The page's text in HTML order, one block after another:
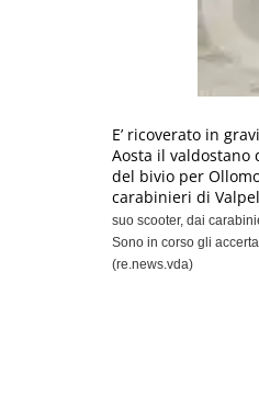
E’ ricoverato in
Aosta il valdostano
del bivio per
carabinieri di
suo scooter, dai
Sono in corso gli
(re.news.vda)